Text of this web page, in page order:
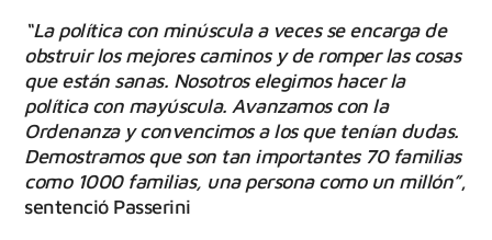
“La política con minúscula a veces se encarga de
obstruir los mejores caminos y de romper las cosas
que están sanas. Nosotros elegimos hacer la
política con mayúscula. Avanzamos con la
Ordenanza y convencimos a los que tenían dudas.
Demostramos que son tan importantes 70 familias
como 1000 familias, una persona como un millón”,
sentenció Passerini